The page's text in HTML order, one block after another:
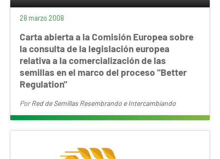
28 marzo 2008
Carta abierta a la Comisión Europea sobre
la consulta de la legislación europea
relativa a la comercialización de las
semillas en el marco del proceso "Better
Regulation"
PorRed de Semillas Resembrando e Intercambiando